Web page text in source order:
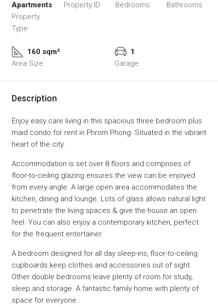
Apartments
Property
Type
Property ID
Bedrooms
Bathrooms
160 sqm²
Area Size
1
Garage
Description
Enjoy easy care living in this spacious three bedroom plus
maid condo for rent in Phrom Phong. Situated in the vibrant
heart of the city.
Accommodation is set over 8 floors and comprises of
floor-to-ceiling glazing ensures the view can be enjoyed
from every angle. A large open area accommodates the
kitchen, dining and lounge. Lots of glass allows natural light
to penetrate the living spaces & give the house an open
feel. You can also enjoy a contemporary kitchen, perfect
for the frequent entertainer.
A bedroom designed for all day sleep-ins, floor-to-ceiling
cupboards keep clothes and accessories out of sight.
Other double bedrooms leave plenty of room for study,
sleep and storage. A fantastic family home with plenty of
space for everyone.